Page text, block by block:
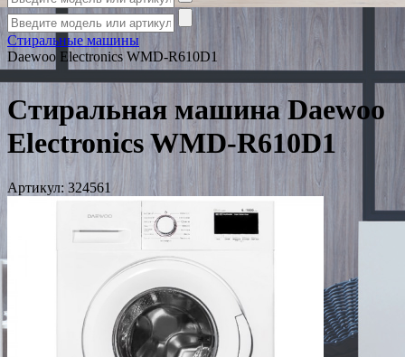
Стиральные машины
Daewoo Electronics WMD-R610D1
Стиральная машина Daewoo
Electronics WMD-R610D1
Артикул: 324561